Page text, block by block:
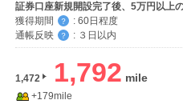
獲得期間
？ : 60日程度
通帳反映
？ : ３日以内
1,472 1,792
+179mile